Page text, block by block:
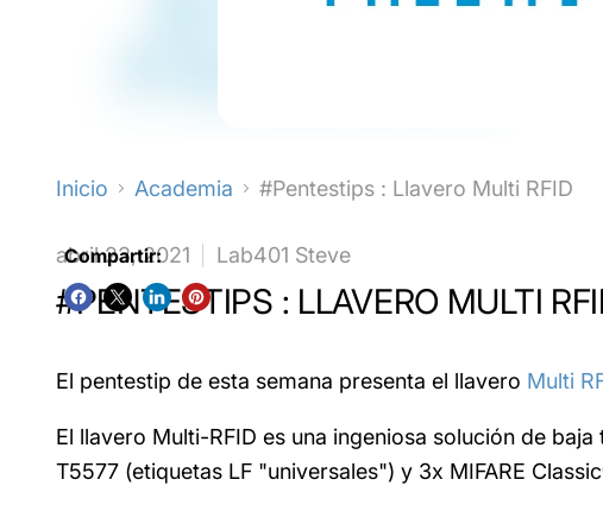
Inicio Academia #Pentestips : Llavero Multi RFID
Compartir:
abril 23, 2021 Lab401 Steve
#PENTESTIPS : LLAVERO MULTI
El pentestip de esta semana presenta el llavero Multi
El llavero Multi-RFID es una ingeniosa solución de
T5577 (etiquetas LF "universales") y 3x MIFARE